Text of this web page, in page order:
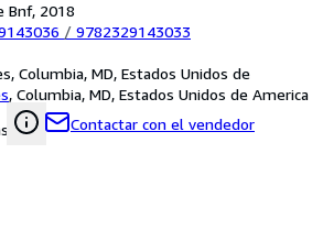
Bnf, 2018
/ 9782329143033
Columbia, MD, Estados Unidos de
, Columbia, MD, Estados Unidos de America
Contactar con el vendedor